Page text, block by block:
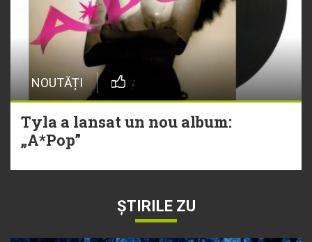
NOUTĂȚI
Tyla a lansat un nou album:
„A*Pop”
ȘTIRILE ZU